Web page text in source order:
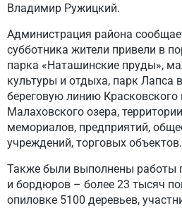
Владимир Ружицкий.
Администрация района
субботника жители привели в
парка «Наташинские пруды»,
культуры и отдыха, парк Лапса
береговую линию Красковского
Малаховского озера,
мемориалов, предприятий,
учреждений, торговых объектов.
Также были выполнены работы
и бордюров – более 23 тысяч
опиловке 5100 деревьев,